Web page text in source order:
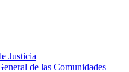
Justicia
de las Comunidades